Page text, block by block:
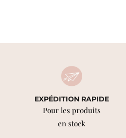
EXPÉDITION RAPIDE
Pour les produits
en stock